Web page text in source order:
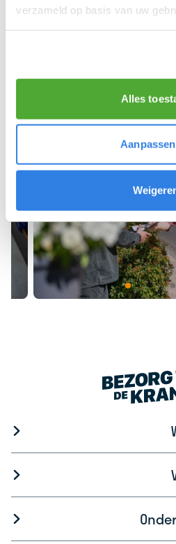
verzameld op basis van uw
Alles
Aanpassen
Meld je aan als